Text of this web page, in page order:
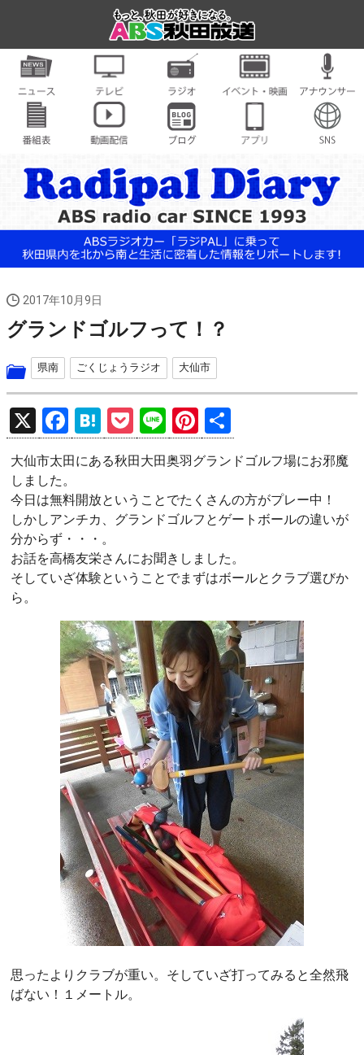
2017年10月9日
グランドゴルフって！？
県南 ごくじょうラジオ 大仙市
X
F
a
ce
b
o
o
k
H
at
e
n
a
P
o
ck
et
Li
n
e
Pi
nt
er
es
t
有
大仙市太田にある秋田大田奥羽グランドゴルフ場にお邪魔
しました。
今日は無料開放ということでたくさんの方がプレー中！
しかしアンチカ、グランドゴルフとゲートボールの違いが
分からず・・・。
お話を高橋友栄さんにお聞きしました。
そしていざ体験ということでまずはボールとクラブ選びか
ら。
思ったよりクラブが重い。そしていざ打ってみると全然飛
ばない！１メートル。